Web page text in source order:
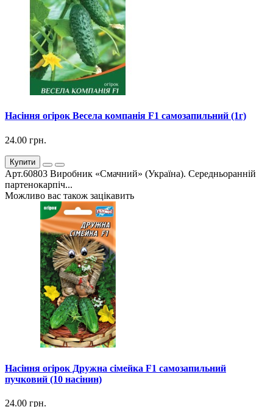
Насіння огірок Весела компанія F1 самозапильний (1г)
24.00 грн.
Купити
Арт.60803 Виробник «Смачний» (Україна). Середньоранній
партенокарпіч...
Можливо вас також зацікавить
Насіння огірок Дружна сімейка F1 самозапильний
пучковий (10 насінин)
24.00 грн.